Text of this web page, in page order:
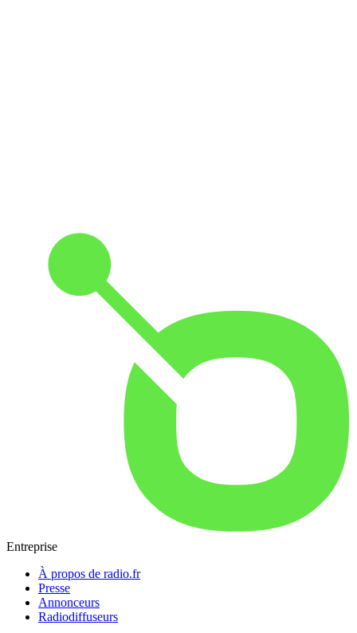
Entreprise
À propos de radio.fr
Presse
Annonceurs
Radiodiffuseurs